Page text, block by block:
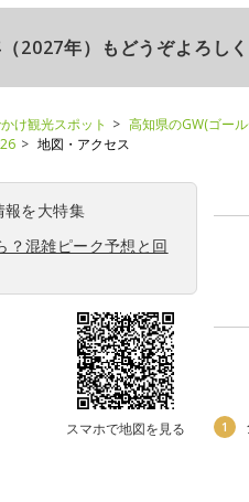
2027年）もどうぞよろしく
け観光スポット
高知県のGW(ゴー
地図・アクセス
報を大特集
？混雑ピーク予想と回
スマホで地図を見る 1